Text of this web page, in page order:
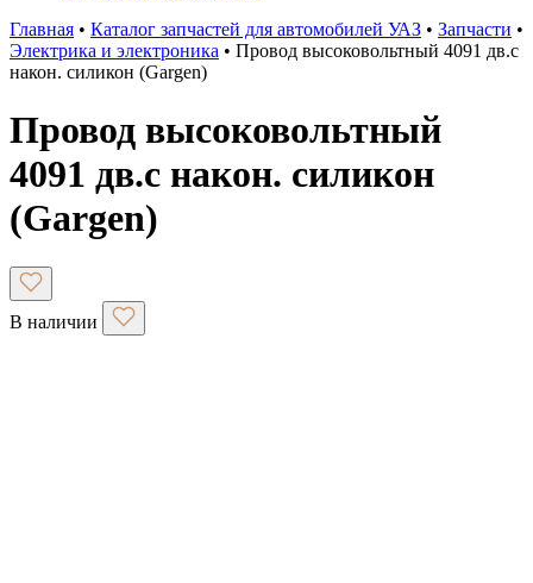
Главная • Каталог запчастей для автомобилей УАЗ • Запчасти •
Электрика и электроника • Провод высоковольтный 4091 дв.с
након. силикон (Gargen)
Провод высоковольтный
4091 дв.с након. силикон
(Gargen)
В наличии